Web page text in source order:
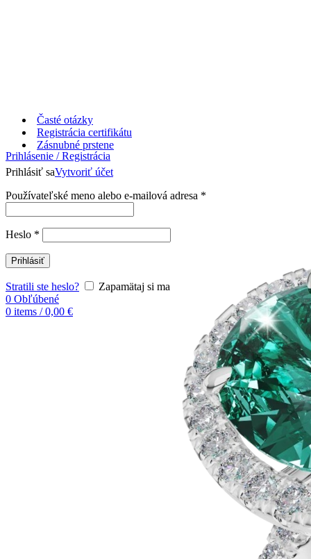
Časté otázky
Registrácia certifikátu
Prihlásenie / Registrácia
Prihlásiť saVytvoriť účet
Používateľské meno alebo e-mailová adresa *
Heslo *
Prihlásiť
Stratili ste heslo?
Zapamätaj si ma
0 Obľúbené
0 items / 0,00 €
Zásnubné prstene